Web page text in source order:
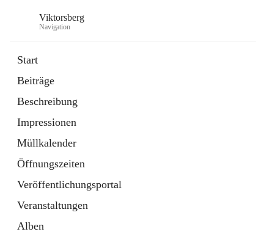
Viktorsberg
Navigation
Start
Beiträge
Beschreibung
Impressionen
Müllkalender
Öffnungszeiten
Veröffentlichungsportal
Veranstaltungen
Alben